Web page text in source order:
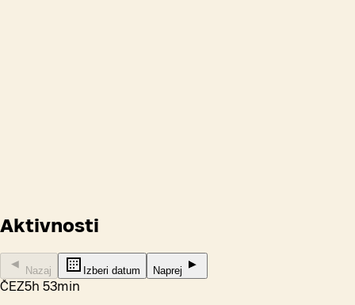
Aktivnosti
Nazaj Izberi datum Naprej
ČEZ5h 53min